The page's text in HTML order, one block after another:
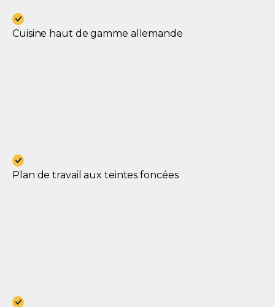
Cuisine haut de gamme allemande
Plan de travail aux teintes foncées